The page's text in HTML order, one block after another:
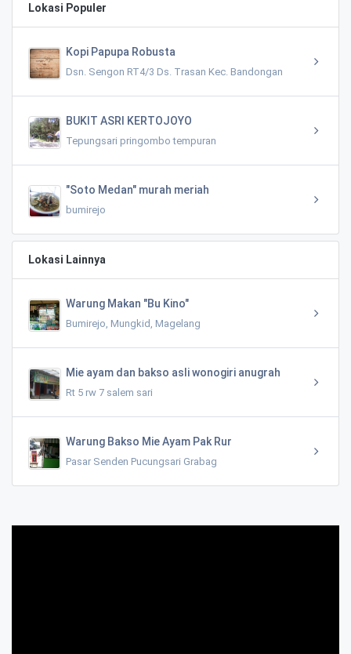
Lokasi Populer
Kopi Papupa Robusta
Dsn. Sengon RT4/3 Ds. Trasan Kec. Bandongan
BUKIT ASRI KERTOJOYO
Tepungsari pringombo tempuran
"Soto Medan" murah meriah
bumirejo
Lokasi Lainnya
Warung Makan "Bu Kino"
Bumirejo, Mungkid, Magelang
Mie ayam dan bakso asli wonogiri anugrah
Rt 5 rw 7 salem sari
Warung Bakso Mie Ayam Pak Rur
Pasar Senden Pucungsari Grabag